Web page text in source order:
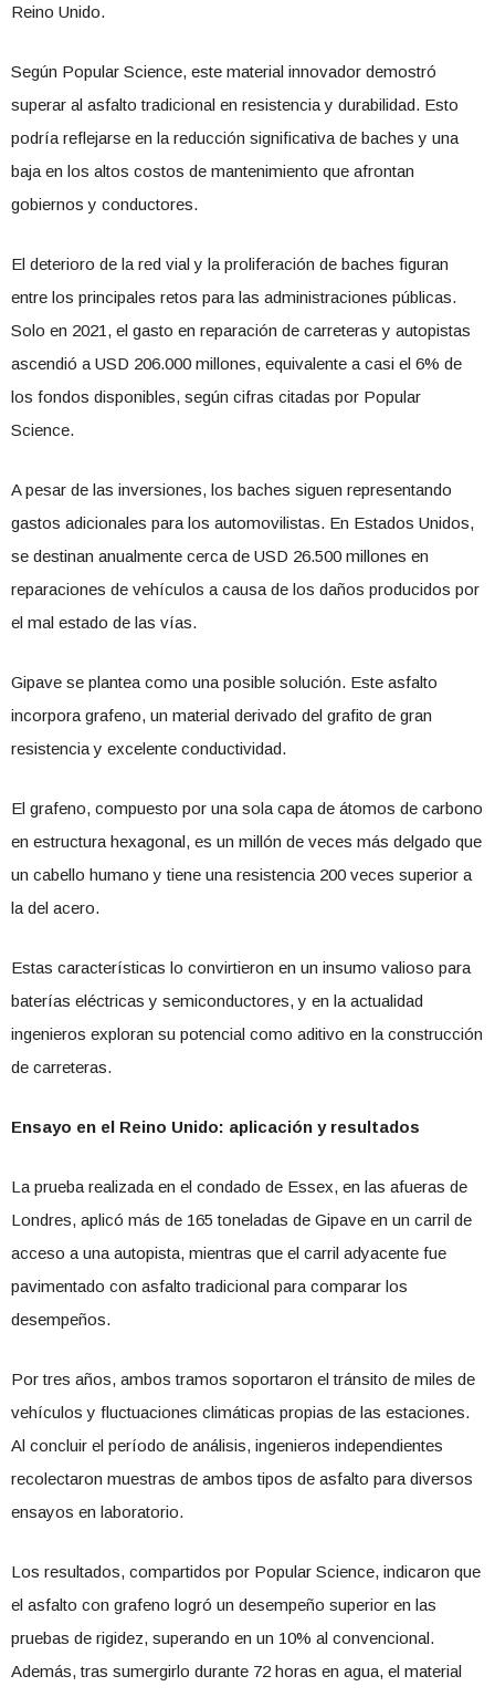
Reino Unido.
Según Popular Science, este material innovador demostró
superar al asfalto tradicional en resistencia y durabilidad. Esto
podría reflejarse en la reducción significativa de baches y una
baja en los altos costos de mantenimiento que afrontan
gobiernos y conductores.
El deterioro de la red vial y la proliferación de baches figuran
entre los principales retos para las administraciones públicas.
Solo en 2021, el gasto en reparación de carreteras y autopistas
ascendió a USD 206.000 millones, equivalente a casi el 6% de
los fondos disponibles, según cifras citadas por Popular
Science.
A pesar de las inversiones, los baches siguen representando
gastos adicionales para los automovilistas. En Estados Unidos,
se destinan anualmente cerca de USD 26.500 millones en
reparaciones de vehículos a causa de los daños producidos por
el mal estado de las vías.
Gipave se plantea como una posible solución. Este asfalto
incorpora grafeno, un material derivado del grafito de gran
resistencia y excelente conductividad.
El grafeno, compuesto por una sola capa de átomos de carbono
en estructura hexagonal, es un millón de veces más delgado que
un cabello humano y tiene una resistencia 200 veces superior a
la del acero.
Estas características lo convirtieron en un insumo valioso para
baterías eléctricas y semiconductores, y en la actualidad
ingenieros exploran su potencial como aditivo en la construcción
de carreteras.
Ensayo en el Reino Unido: aplicación y resultados
La prueba realizada en el condado de Essex, en las afueras de
Londres, aplicó más de 165 toneladas de Gipave en un carril de
acceso a una autopista, mientras que el carril adyacente fue
pavimentado con asfalto tradicional para comparar los
desempeños.
Por tres años, ambos tramos soportaron el tránsito de miles de
vehículos y fluctuaciones climáticas propias de las estaciones.
Al concluir el período de análisis, ingenieros independientes
recolectaron muestras de ambos tipos de asfalto para diversos
ensayos en laboratorio.
Los resultados, compartidos por Popular Science, indicaron que
el asfalto con grafeno logró un desempeño superior en las
pruebas de rigidez, superando en un 10% al convencional.
Además, tras sumergirlo durante 72 horas en agua, el material